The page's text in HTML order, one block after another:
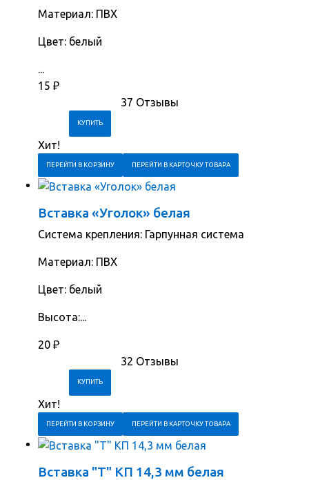
Материал: ПВХ
Цвет: белый
...
15 ₽
37 Отзывы
Хит!
ПЕРЕЙТИ В КОРЗИНУ ПЕРЕЙТИ В КАРТОЧКУ ТОВАРА
Вставка «Уголок» белая
Система крепления: Гарпунная система
Материал: ПВХ
Цвет: белый
Высота:...
20 ₽
32 Отзывы
Хит!
ПЕРЕЙТИ В КОРЗИНУ ПЕРЕЙТИ В КАРТОЧКУ ТОВАРА
Вставка "Т" КП 14,3 мм белая